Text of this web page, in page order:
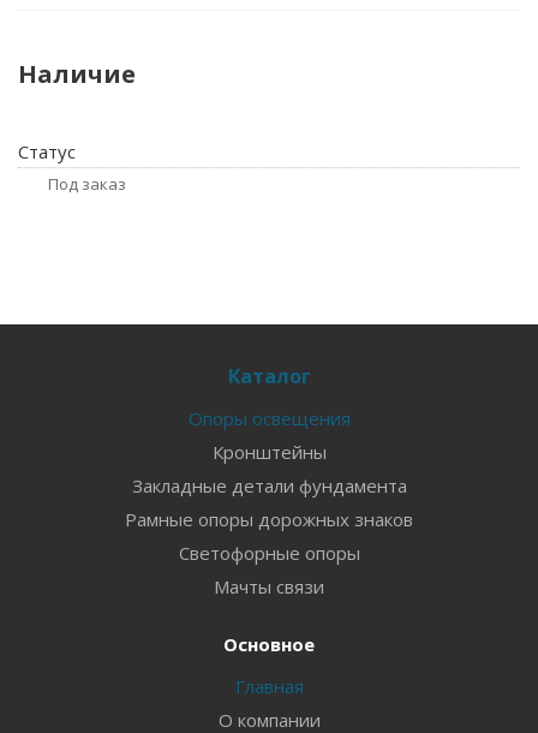
Наличие
Статус
Под заказ
Каталог
Опоры освещения
Кронштейны
Закладные детали фундамента
Рамные опоры дорожных знаков
Светофорные опоры
Мачты связи
Основное
Главная
О компании